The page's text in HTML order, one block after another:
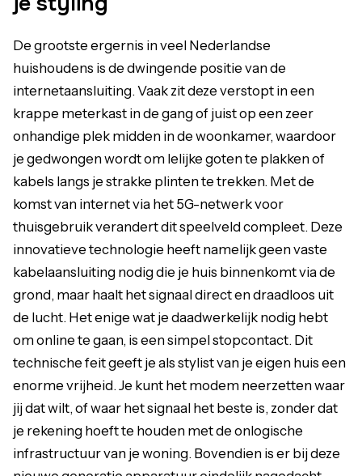
De grootste ergernis in veel Nederlandse
huishoudens is de dwingende positie van de
internetaansluiting. Vaak zit deze verstopt in een
krappe meterkast in de gang of juist op een zeer
onhandige plek midden in de woonkamer, waardoor
je gedwongen wordt om lelijke goten te plakken of
kabels langs je strakke plinten te trekken. Met de
komst van internet via het 5G-netwerk voor
thuisgebruik verandert dit speelveld compleet. Deze
innovatieve technologie heeft namelijk geen vaste
kabelaansluiting nodig die je huis binnenkomt via de
grond, maar haalt het signaal direct en draadloos uit
de lucht. Het enige wat je daadwerkelijk nodig hebt
om online te gaan, is een simpel stopcontact. Dit
technische feit geeft je als stylist van je eigen huis een
enorme vrijheid. Je kunt het modem neerzetten waar
jij dat wilt, of waar het signaal het beste is, zonder dat
je rekening hoeft te houden met de onlogische
infrastructuur van je woning. Bovendien is er bij deze